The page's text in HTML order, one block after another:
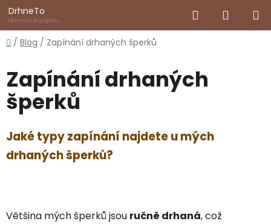
Přejít
na
obsah
DrhneTo
Micromacrame šperky
Hledat
KOŠÍK
Domů
/ Blog / Zapínání drhaných šperků
Zapínání drhaných
šperků
Jaké typy zapínání najdete u mých
drhaných šperků?
Většina mých šperků jsou ručně drhaná, což